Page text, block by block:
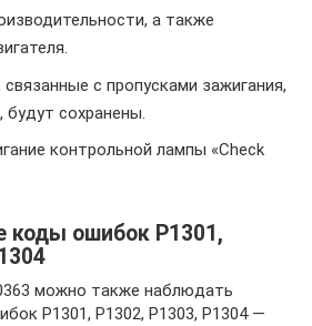
а также
с пропусками зажигания,
будут сохранены.
контрольной лампы «Check
коды ошибок Р1301,
можно также наблюдать
Р1301, Р1302, Р1303, Р1304 —